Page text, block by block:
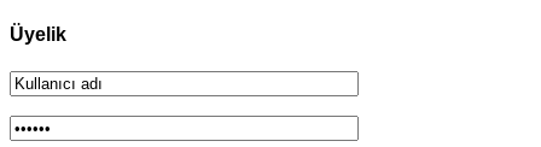
Üyelik